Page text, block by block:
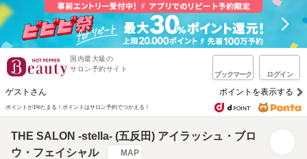
国内最大級の
サロン予約サイト
ブックマーク ログイン
ゲストさん ポイントを表示する
ポイントが1%たまる！ ポイントはサロン予約でつかえる！
THE SALON -stella- (五反田) アイラッシュ・ブロ
ウ・フェイシャル
MAP